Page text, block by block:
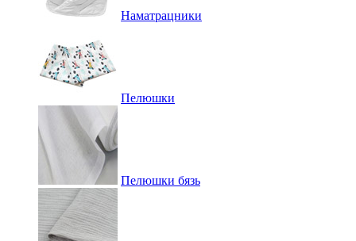
Наматрацники
Пелюшки
Пелюшки бязь